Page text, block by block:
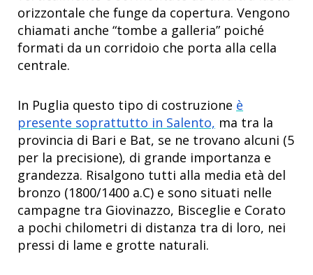
orizzontale che funge da copertura. Vengono
chiamati anche “tombe a galleria” poiché
formati da un corridoio che porta alla cella
centrale.
In Puglia questo tipo di costruzione è
presente soprattutto in Salento, ma tra la
provincia di Bari e Bat, se ne trovano alcuni (5
per la precisione), di grande importanza e
grandezza. Risalgono tutti alla media età del
bronzo (1800/1400 a.C) e sono situati nelle
campagne tra Giovinazzo, Bisceglie e Corato
a pochi chilometri di distanza tra di loro, nei
pressi di lame e grotte naturali.